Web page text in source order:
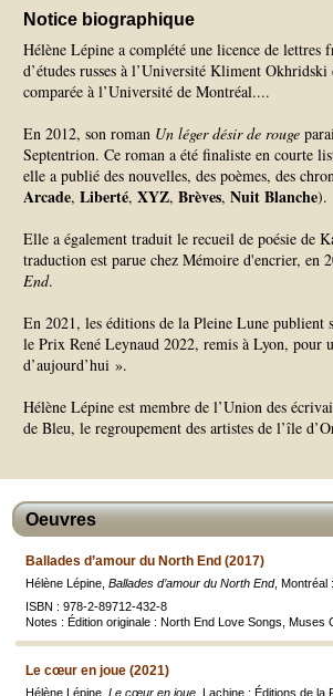
Notice biographique
Hélène Lépine a complété une licence de
d’études russes à l’Université Kliment
comparée à l’Université de Montréal....
En 2012, son roman Un léger désir de rouge
Septentrion. Ce roman a été finaliste en courte
elle a publié des nouvelles, des poèmes, des
Arcade, Liberté, XYZ, Brèves, Nuit Blanche).
Elle a également traduit le recueil de poésie de
traduction est parue chez Mémoire d'encrier, en
End.
En 2021, les éditions de la Pleine Lune publient
le Prix René Leynaud 2022, remis à Lyon, pour
d’aujourd’hui ».
Hélène Lépine est membre de l’Union des
de Bleu, le regroupement des artistes de l’île
Oeuvres
Ballades d’amour du North End (2017)
Hélène Lépine, Ballades d’amour du North End, Montréal
ISBN : 978-2-89712-432-8
Notes : Édition originale : North End Love Songs, Muses
Le cœur en joue (2021)
Hélène Lépine, Le cœur en joue , Lachine : Éditions de la